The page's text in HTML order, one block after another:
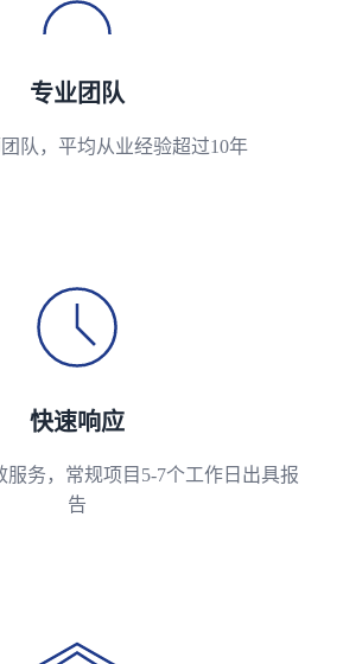
专业团队
队，平均从业经验超过10年
快速响应
服务，常规项目5-7个工作日出具报
告